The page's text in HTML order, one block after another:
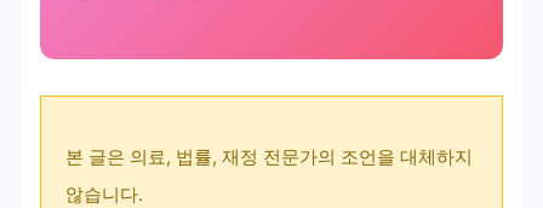
본 글은 의료, 법률, 재정 전문가의 조언을 대체하지
않습니다.